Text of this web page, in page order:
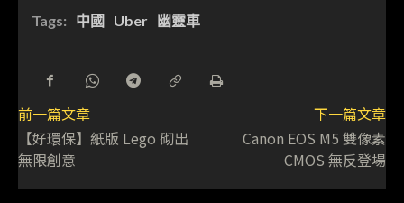
Tags: 中國 Uber 幽靈車
前一篇文章
【好環保】紙版 Lego 砌出
無限創意
下一篇文章
Canon EOS M5 雙像素
CMOS 無反登場